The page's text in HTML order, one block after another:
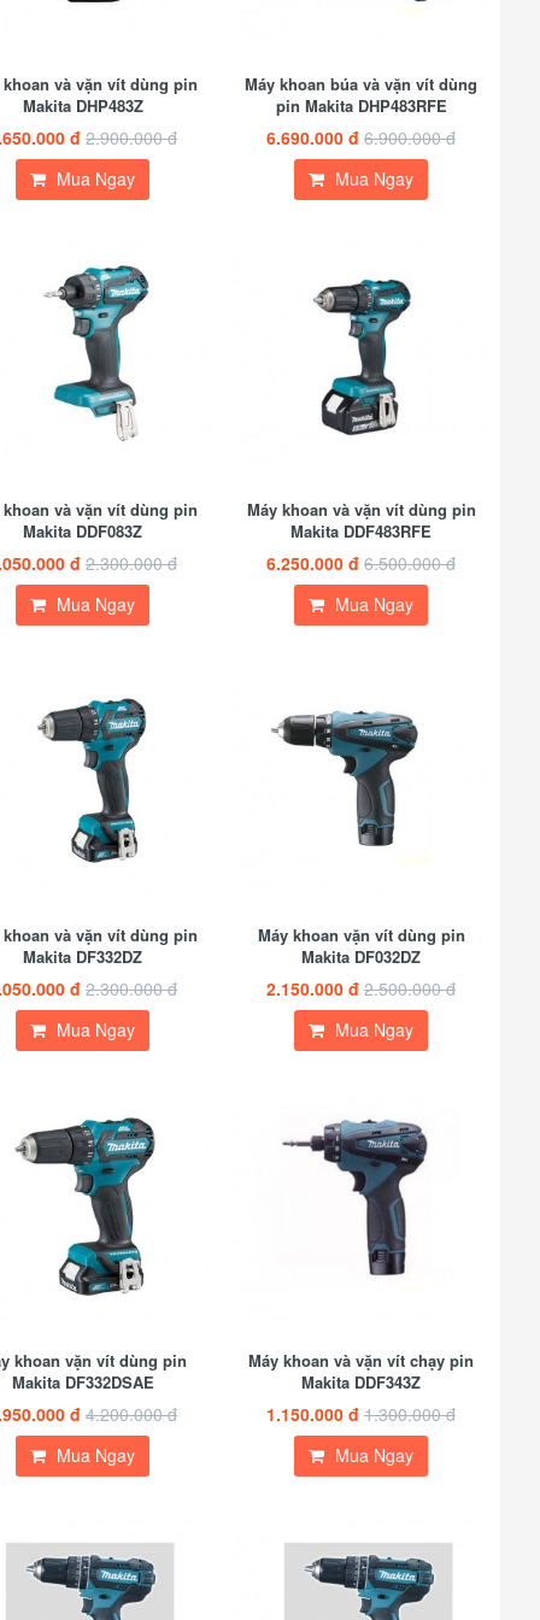
khoan và vặn vít dùng pin
Makita DHP483Z
đ 2.900.000 đ
Mua Ngay
Máy khoan búa và vặn vít dùng
pin Makita DHP483RFE
6.690.000 đ 6.900.000 đ
Mua Ngay
khoan và vặn vít dùng pin
Makita DDF083Z
đ 2.300.000 đ
Mua Ngay
Máy khoan và vặn vít dùng pin
Makita DDF483RFE
6.250.000 đ 6.500.000 đ
Mua Ngay
khoan và vặn vít dùng pin
Makita DF332DZ
đ 2.300.000 đ
Mua Ngay
Máy khoan vặn vít dùng pin
Makita DF032DZ
2.150.000 đ 2.500.000 đ
Mua Ngay
khoan vặn vít dùng pin
Makita DF332DSAE
đ 4.200.000 đ
Mua Ngay
Máy khoan và vặn vít chạy pin
Makita DDF343Z
1.150.000 đ 1.300.000 đ
Mua Ngay